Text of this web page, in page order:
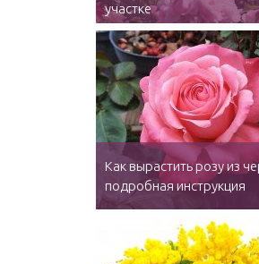
участке
Как вырастить розу из
подробная инструкция